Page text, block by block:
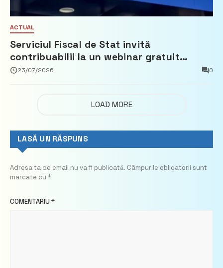
ACTUAL
Serviciul Fiscal de Stat invită
contribuabilii la un webinar gratuit
privind calculul impozitului pe bunurile
23/07/2026 0
LOAD MORE
LASĂ UN RĂSPUNS
Adresa ta de email nu va fi publicată. Câmpurile obligatorii sunt
marcate cu *
COMENTARIU *